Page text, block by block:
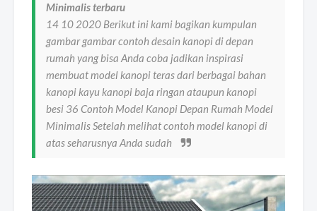
Minimalis terbaru
14 10 2020 Berikut ini kami bagikan kumpulan
gambar gambar contoh desain kanopi di depan
rumah yang bisa Anda coba jadikan inspirasi
membuat model kanopi teras dari berbagai bahan
kanopi kayu kanopi baja ringan ataupun kanopi
besi 36 Contoh Model Kanopi Depan Rumah Model
Minimalis Setelah melihat contoh model kanopi di
atas seharusnya Anda sudah